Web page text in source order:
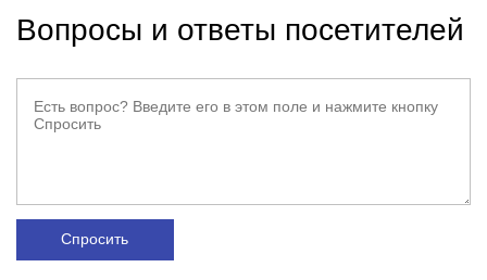
Вопросы и ответы посетителей
Спросить